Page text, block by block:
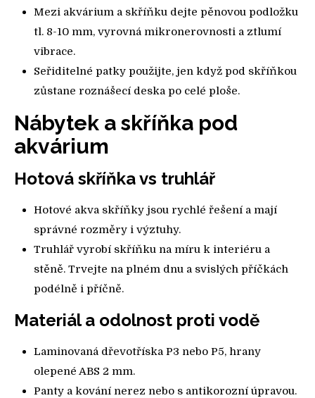
Mezi akvárium a skříňku dejte pěnovou podložku
tl. 8-10 mm, vyrovná mikronerovnosti a ztlumí
vibrace.
Seřiditelné patky použijte, jen když pod skříňkou
zůstane roznášecí deska po celé ploše.
Nábytek a skříňka pod
akvárium
Hotová skříňka vs truhlář
Hotové akva skříňky jsou rychlé řešení a mají
správné rozměry i výztuhy.
Truhlář vyrobí skříňku na míru k interiéru a
stěně. Trvejte na plném dnu a svislých příčkách
podélně i příčně.
Materiál a odolnost proti vodě
Laminovaná dřevotříska P3 nebo P5, hrany
olepené ABS 2 mm.
Panty a kování nerez nebo s antikorozní úpravou.